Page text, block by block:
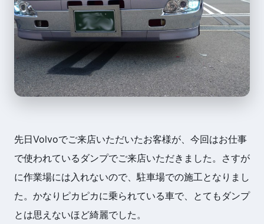
先日Volvoでご来店いただいたお客様が、今回はお仕事
で使われているダンプでご来店いただきました。さすが
に作業場には入れないので、駐車場での施工となりまし
た。かなりピカピカに乗られている車で、とてもダンプ
とは思えないほど綺麗でした。